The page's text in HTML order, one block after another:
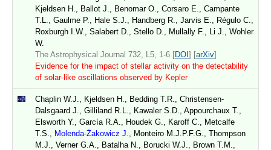
Kjeldsen H., Ballot J., Benomar O., Corsaro E., Campante
T.L., Gaulme P., Hale S.J., Handberg R., Jarvis E., Régulo C.,
Roxburgh I.W., Salabert D., Stello D., Mullally F., Li J., Wohler
W.
The Astrophysical Journal 732, L5, 1-6 [DOI] [arXiv]
Evidence for the impact of stellar activity on the detectability
of solar-like oscillations observed by Kepler
Chaplin W.J., Kjeldsen H., Bedding T.R., Christensen-
Dalsgaard J., Gilliland R.L., Kawaler S.D., Appourchaux T.,
Elsworth Y., García R.A., Houdek G., Karoff C., Metcalfe
T.S., Molenda-Żakowicz J.
, Monteiro M.J.P.F.G., Thompson
M.J., Verner G.A., Batalha N., Borucki W.J., Brown T.M.,